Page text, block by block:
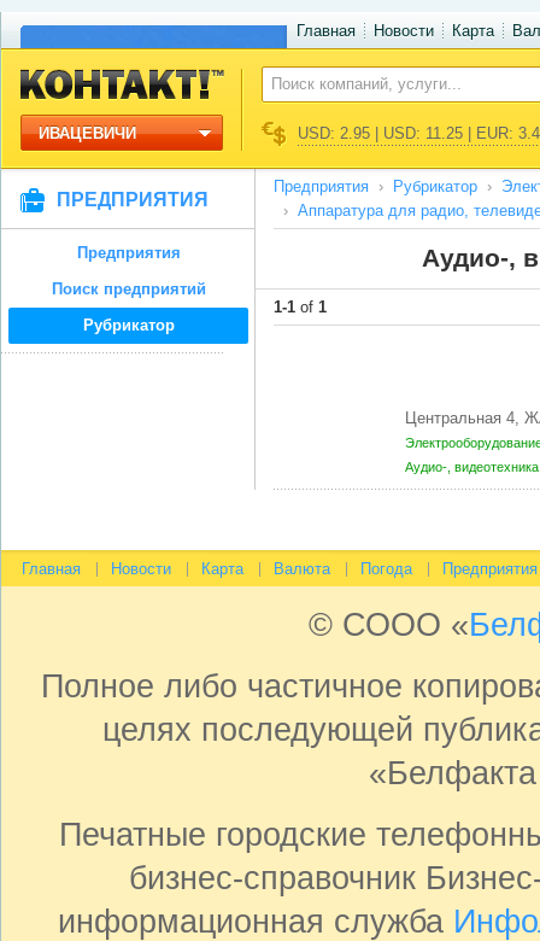
Главная Новости Карта
ИВАЦЕВИЧИ USD: 2.95 | USD: 11.25 | EUR:
ПРЕДПРИЯТИЯ
Предприятия
Поиск предприятий
Рубрикатор
Предприятия Рубрикатор
Аппаратура для радио,
Аудио-,
1-1 of 1
Центральная 4,
Аудио-,
Главная Новости Карта Валюта Погода Предприятия
© СООО «
Полное либо частичное
целях последующей
Печатные городские
бизнес-справочник
информационная служба